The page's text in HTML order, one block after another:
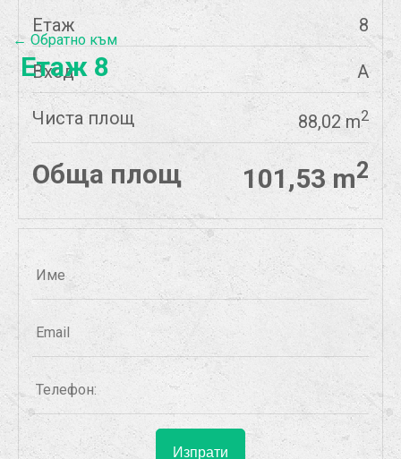
Етаж 8
Вход А
Чиста площ 88,02 m2
Обща площ 101,53 m2
← Обратно към
Етаж 8